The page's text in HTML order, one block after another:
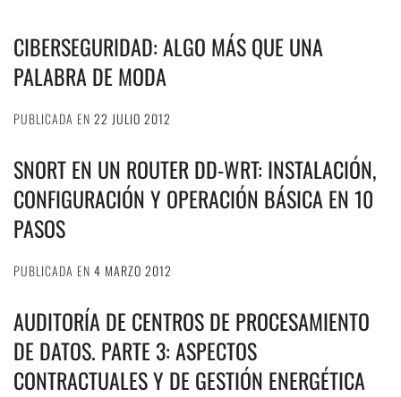
CIBERSEGURIDAD: ALGO MÁS QUE UNA
PALABRA DE MODA
PUBLICADA EN 22 JULIO 2012
SNORT EN UN ROUTER DD-WRT: INSTALACIÓN,
CONFIGURACIÓN Y OPERACIÓN BÁSICA EN 10
PASOS
PUBLICADA EN 4 MARZO 2012
AUDITORÍA DE CENTROS DE PROCESAMIENTO
DE DATOS. PARTE 3: ASPECTOS
CONTRACTUALES Y DE GESTIÓN ENERGÉTICA